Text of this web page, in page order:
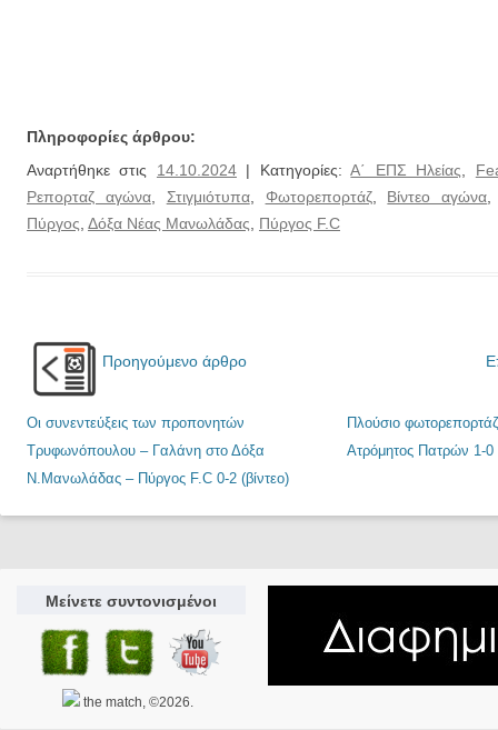
Πληροφορίες άρθρου:
Αναρτήθηκε στις 14.10.2024| Κατηγορίες:Α΄ ΕΠΣ Ηλείας
Ρεπορταζ αγώνα, Στιγμιότυπα, Φωτορεπορτάζ, Βίντεο αγώνα
Πύργος Δόξα Νέας Μανωλάδας Πύργος F.C
Προηγούμενο άρθρο
Οι συνεντεύξεις των προπονητών
Τρυφωνόπουλου – Γαλάνη στο Δόξα
Ν.Μανωλάδας – Πύργος F.C 0-2 (βίντεο)
Πλούσιο
Ατρόμητος Πατρών 1-0
Μείνετε συντονισμένοι
the match, ©2026.